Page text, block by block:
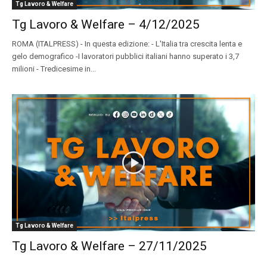
Tg Lavoro & Welfare
Tg Lavoro & Welfare – 4/12/2025
ROMA (ITALPRESS) - In questa edizione: - L'Italia tra crescita lenta e
gelo demografico -I lavoratori pubblici italiani hanno superato i 3,7
milioni - Tredicesime in...
Tg Lavoro & Welfare
Tg Lavoro & Welfare – 27/11/2025